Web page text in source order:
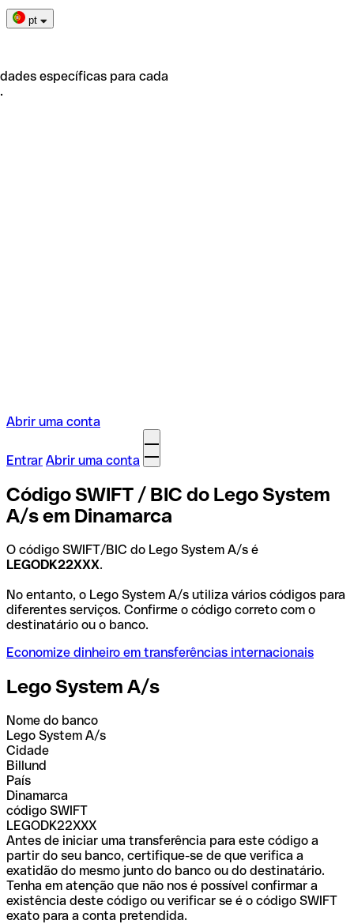
pt
específicas para cada
Abrir uma conta
Entrar Abrir uma conta
Código SWIFT / BIC do Lego System
A/s em Dinamarca
O código SWIFT/BIC do Lego System A/s é
LEGODK22XXX.
No entanto, o Lego System A/s utiliza vários códigos para
diferentes serviços. Confirme o código correto com o
destinatário ou o banco.
Economize dinheiro em transferências internacionais
Lego System A/s
Nome do banco
Lego System A/s
Cidade
Billund
País
Dinamarca
código SWIFT
LEGODK22XXX
Antes de iniciar uma transferência para este código a
partir do seu banco, certifique-se de que verifica a
exatidão do mesmo junto do banco ou do destinatário.
Tenha em atenção que não nos é possível confirmar a
existência deste código ou verificar se é o código SWIFT
exato para a conta pretendida.